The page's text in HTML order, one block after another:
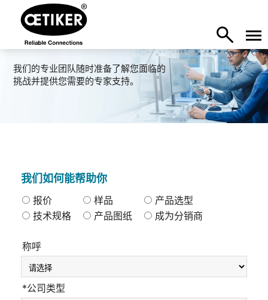
我们的专业团队随时准备了解您面临的
挑战并提供您需要的专家支持。
我们如何能帮助你
报价 样品
产品选型
技术规格
产品图纸 成为分销商
称呼
*公司类型